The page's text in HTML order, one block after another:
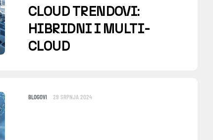
CLOUD TRENDOVI:
HIBRIDNI I MULTI-
CLOUD
BLOGOVI 29 SRPNJA 2024